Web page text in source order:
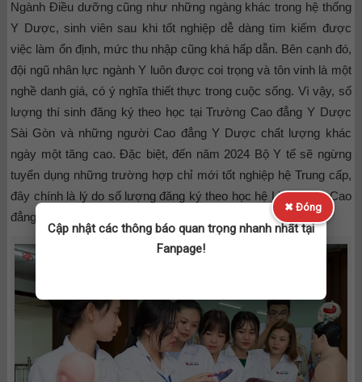
Ngành Điều dưỡng cũng như những ngàng khác trong hệ thống
Y Dược, sinh viên sau khi tốt nghiệp dễ dàng tìm kiếm được
việc làm ổn định, mức thu nhập cũng khá hấp dẫn. Bên cạnh đó,
đội ngũ nhân lực ngành Y luôn được coi trọng và tôn vinh là một
nghề danh giá, có ý nghĩa thiết thực trong cuộc sống. Vì vậy, số
lượng thí sinh đăng ký theo học tại Trường Cao đẳng Y Dược
Sài Gòn và những người Cao đẳng Y Dược chất lượng khác
ngày một tăng cao. Đặc biệt, đến năm 2024 Bộ Y tế sẽ ngừng
tuyển dụng những trường hợp chỉ mới tốt nghiệp hệ Trung cấp,
đây chính là lý do số lượng đăng ký theo học hệ Liên thông Cao
đẳng Y Dược ngày một tăng cao.
✖ Đóng
Cập nhật các thông báo quan trọng nhanh nhất tại
Fanpage!